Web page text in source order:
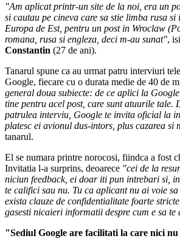
"Am aplicat printr-un site de la noi, era un
si cautau pe cineva care sa stie limba rusa
Europa de Est, pentru un post in Wroclaw
romana, rusa si engleza, deci m-au sunat",
Constantin (27 de ani).
Tanarul spune ca au urmat patru interviuri
Google, fiecare cu o durata medie de 40 de
general doua subiecte: de ce aplici la
tine pentru acel post, care sunt atuurile tale.
patrulea interviu, Google te invita oficial la
platesc ei avionul dus-intors, plus cazarea si
tanarul.
El se numara printre norocosi, fiindca a fost
Invitatia l-a surprins, deoarece "cei de la
niciun feedback, ei doar iti pun intrebari si,
te califici sau nu. Tu ca aplicant nu ai voie
exista clauze de confidentialitate foarte
gasesti nicaieri informatii despre cum e sa
"Sediul Google are facilitati la care nici nu